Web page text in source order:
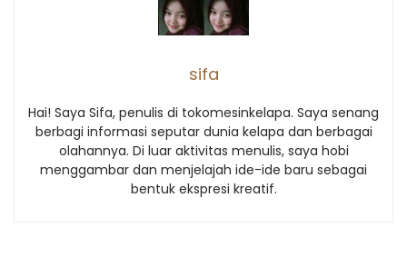
sifa
Hai! Saya Sifa, penulis di tokomesinkelapa. Saya senang
berbagi informasi seputar dunia kelapa dan berbagai
olahannya. Di luar aktivitas menulis, saya hobi
menggambar dan menjelajah ide-ide baru sebagai
bentuk ekspresi kreatif.